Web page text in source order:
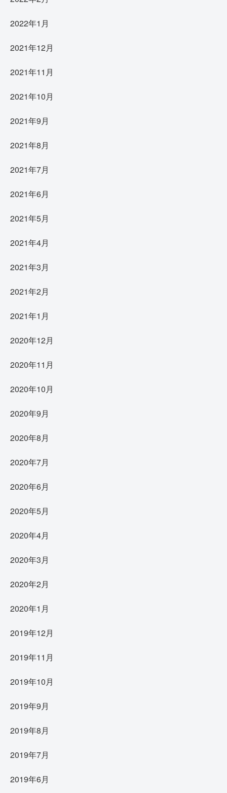
2022年1月
2021年12月
2021年11月
2021年10月
2021年9月
2021年8月
2021年7月
2021年6月
2021年5月
2021年4月
2021年3月
2021年2月
2021年1月
2020年12月
2020年11月
2020年10月
2020年9月
2020年8月
2020年7月
2020年6月
2020年5月
2020年4月
2020年3月
2020年2月
2020年1月
2019年12月
2019年11月
2019年10月
2019年9月
2019年8月
2019年7月
2019年6月